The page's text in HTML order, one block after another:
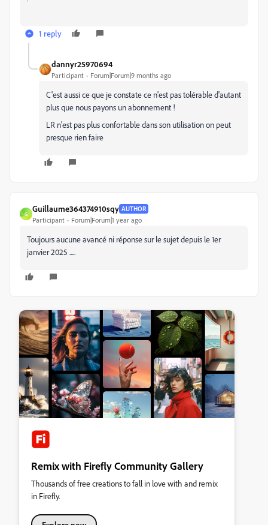
1 reply
dannyr25970694
Participant Forum|Forum|9 months ago
C'est aussi ce que je constate ce n'est pas tolérable d'autant
plus que nous payons un abonnement !
LR n'est pas plus confortable dans son utilisation on peut
presque rien faire
G
Guillaume364374910sqy AUTHOR
Participant Forum|Forum|1 year ago
Toujours aucune avancé ni réponse sur le sujet depuis le 1er
janvier 2025 .....
Remix with Firefly Community Gallery
Thousands of free creations to fall in love with and remix
in Firefly.